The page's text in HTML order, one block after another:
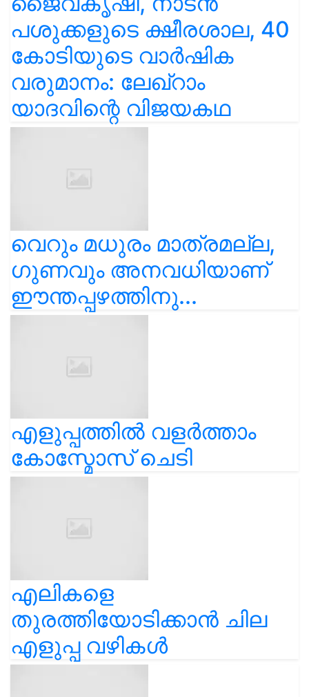
പശുക്കളുടെ ക്ഷീരശാല, 40
കോടിയുടെ വാർഷിക
വരുമാനം: ലേഖ്‌റാം
യാദവിന്റെ വിജയകഥ
വെറും മധുരം മാത്രമല്ല,
ഗുണവും അനവധിയാണ്
ഈന്തപ്പഴത്തിനു...
എളുപ്പത്തിൽ വളർത്താം
കോസ്മോസ് ചെടി
എലികളെ
തുരത്തിയോടിക്കാൻ ചില
എളുപ്പ വഴികൾ